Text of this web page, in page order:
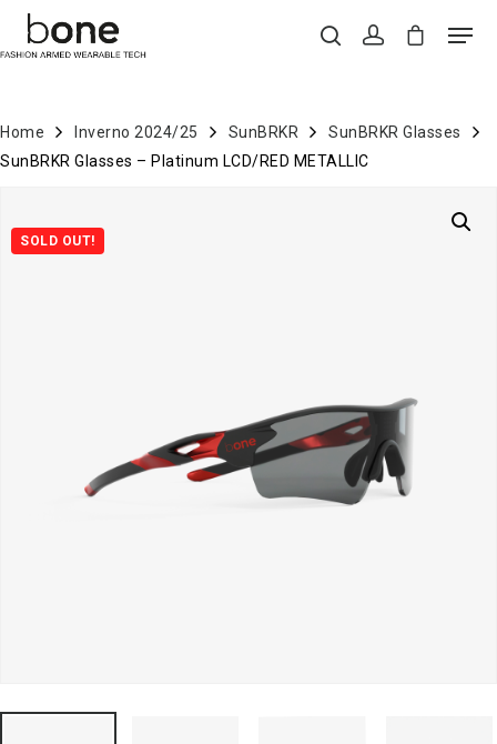
Hit enter to search or ESC to close
Home Inverno 2024/25 SunBRKR
SunBRKR Glasses
SunBRKR Glasses – Platinum LCD/RED METALLIC
SOLD OUT!